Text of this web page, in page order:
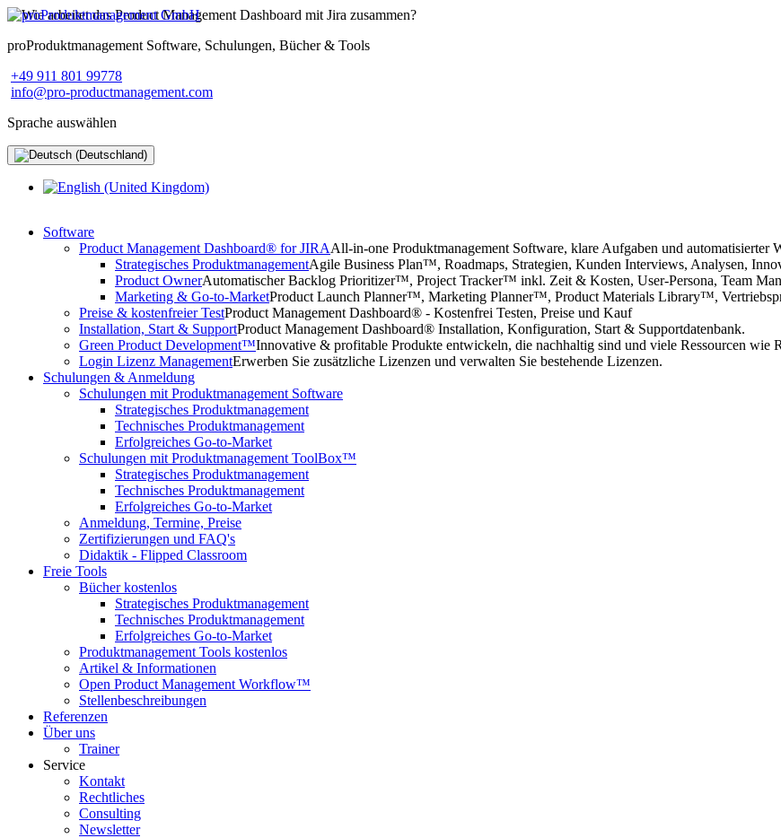
proProduktmanagement Software, Schulungen, Bücher & Tools
+49 911 801 99778
info@pro-productmanagement.com
Sprache auswählen
Software
Product Management Dashboard® for JIRAAll-in-one Produktmanagement Software, klare Aufgaben und automatisierter
Strategisches ProduktmanagementAgile Business Plan™, Roadmaps, Strategien, Kunden Interviews, Analysen,
Product OwnerAutomatischer Backlog Prioritizer™, Project Tracker™ inkl. Zeit & Kosten, User-Persona, Team
Marketing & Go-to-MarketProduct Launch Planner™, Marketing Planner™, Product Materials Library™,
Preise & kostenfreier TestProduct Management Dashboard® - Kostenfrei Testen, Preise und Kauf
Installation, Start & SupportProduct Management Dashboard® Installation, Konfiguration, Start & Supportdatenbank.
Green Product Development™Innovative & profitable Produkte entwickeln, die nachhaltig sind und viele Ressourcen wie
Login Lizenz ManagementErwerben Sie zusätzliche Lizenzen und verwalten Sie bestehende Lizenzen.
Schulungen & Anmeldung
Schulungen mit Produktmanagement Software
Strategisches Produktmanagement
Technisches Produktmanagement
Erfolgreiches Go-to-Market
Schulungen mit Produktmanagement ToolBox™
Strategisches Produktmanagement
Technisches Produktmanagement
Erfolgreiches Go-to-Market
Anmeldung, Termine, Preise
Zertifizierungen und FAQ's
Didaktik - Flipped Classroom
Freie Tools
Bücher kostenlos
Strategisches Produktmanagement
Technisches Produktmanagement
Erfolgreiches Go-to-Market
Produktmanagement Tools kostenlos
Artikel & Informationen
Open Product Management Workflow™
Stellenbeschreibungen
Referenzen
Über uns
Trainer
Service
Kontakt
Rechtliches
Consulting
Newsletter